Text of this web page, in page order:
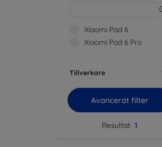
Xiaomi Pad 6
Xiaomi Pad 6 Pro
Tillverkare
Avancerat filter
Resultat 1